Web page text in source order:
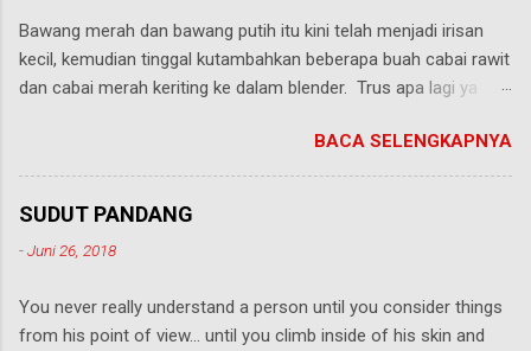
Bawang merah dan bawang putih itu kini telah menjadi irisan
kecil, kemudian tinggal kutambahkan beberapa buah cabai rawit
dan cabai merah keriting ke dalam blender. Trus apa lagi ya
sasaran keingintahuanku. Melihat macam-macam resep nasi
goreng yang ada di menu masakan milik "Mbah Google"
juga buat variasi, supaya rasanya agak beda sedikit dari yang
memasukkan blender ke dalam mesin pemutar. Seperti biasa,
setiap Hari Sabtu dan Minggu pagi, menu ini seolah sudah
BACA SELENGKAPNYA
SUDUT PANDANG
-Juni 26, 2018
You never really understand a person until you consider things
from his point of view... until you climb inside of his skin and